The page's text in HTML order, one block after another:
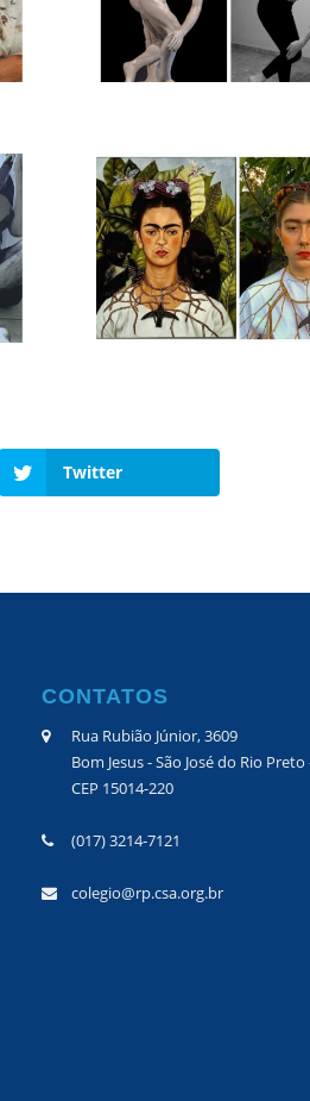
Twitter
CONTATOS
Rua Rubião Júnior, 3609
Bom Jesus - São José do Rio Preto
CEP 15014-220
(017) 3214-7121
colegio@rp.csa.org.br